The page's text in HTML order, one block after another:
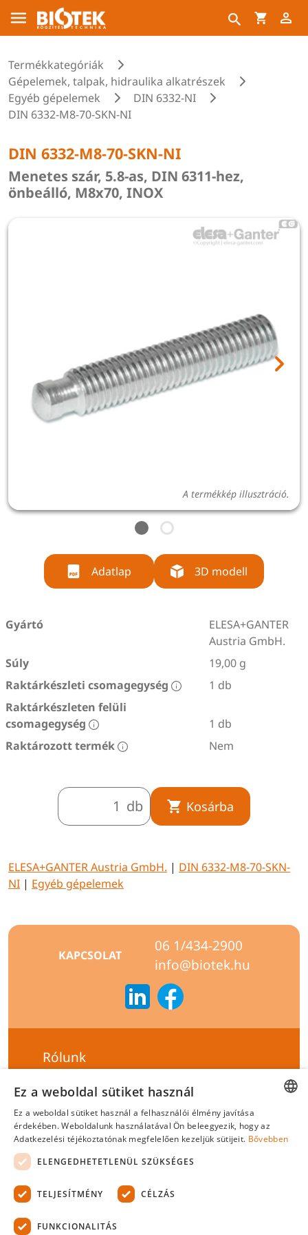
Termékkategóriák
Gépelemek, talpak, hidraulika alkatrészek
Egyéb gépelemek
DIN 6332-NI
DIN 6332-M8-70-SKN-NI
DIN 6332-M8-70-SKN-NI
Menetes szár, 5.8-as, DIN 6311-hez,
önbeálló, M8x70, INOX
A termékkép illusztráció.
Adatlap 3D modell
Gyártó
ELESA+GANTER
Austria GmbH.
Súly
19,00 g
Raktárkészleti csomagegység
1 db
Raktárkészleten felüli
csomagegység
1 db
Raktározott termék
Nem
db Kosárba
ELESA+GANTER Austria GmbH. | DIN 6332-M8-70-SKN-
NI | Egyéb gépelemek
KAPCSOLAT
06 1/434-2900
info@biotek.hu
Rólunk
Hírlevél feliratkozás
Általános szerződési feltételek
Adatvédelmi tájékoztató
Felelősségvállalási nyilatkozat
Tanúsítványok
ENGLISH
Ez a weboldal sütiket használ
Ez a weboldal sütiket használ a felhasználói élmény javítása
érdekében. Weboldalunk használatával Ön beleegyezik, hogy az
Adatkezelési téjékoztatónak megfelelően kezeljük sütijeit. Bővebben
ELENGEDHETETLENÜL SZÜKSÉGES
TELJESÍTMÉNY CÉLZÁS
FUNKCIONALITÁS